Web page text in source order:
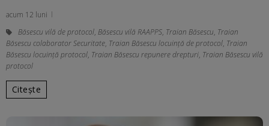
acum 12 luni
Băsescu vilă de protocol, Băsescu vilă RAAPPS, Traian Băsescu, Traian
Băsescu colaborator Securitate, Traian Băsescu locuinţă de protocol, Traian
Băsescu locuință protocol, Traian Băsescu repunere drepturi, Traian Băsescu vilă
protocol
Citește